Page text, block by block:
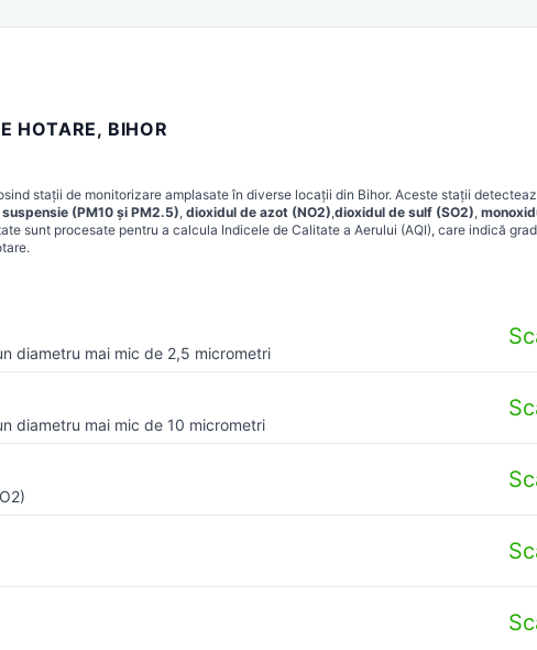
HOTARE, BIHOR
stații de monitorizare amplasate în diverse locații din Bihor. Aceste stații
(PM10 și PM2.5), dioxidul de azot (NO2),dioxidul de sulf (SO2),
sunt procesate pentru a calcula Indicele de Calitate a Aerului (AQI), care indică
.
diametru mai mic de 2,5 micrometri
diametru mai mic de 10 micrometri